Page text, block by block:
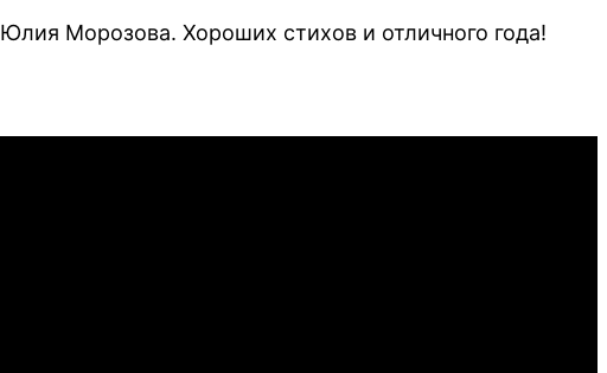
Юлия Морозова. Хороших стихов и отличного года!